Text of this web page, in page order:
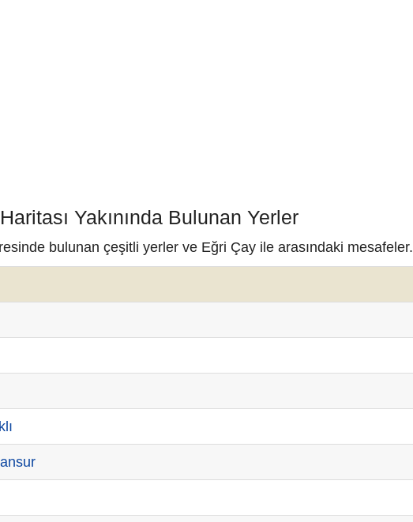
Yakınında Bulunan Yerler
bulunan çeşitli yerler ve Eğri Çay ile arasındaki mesafeler.